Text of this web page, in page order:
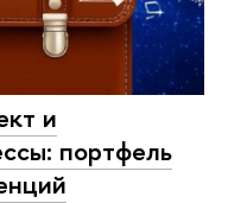
и
портфель